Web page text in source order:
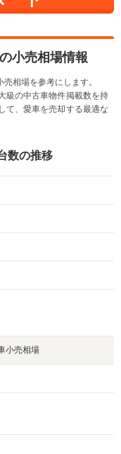
小売相場情報
相場を参考にします。
級の中古車物件掲載数を持
て、愛車を売却する最適な
数の推移
小売相場